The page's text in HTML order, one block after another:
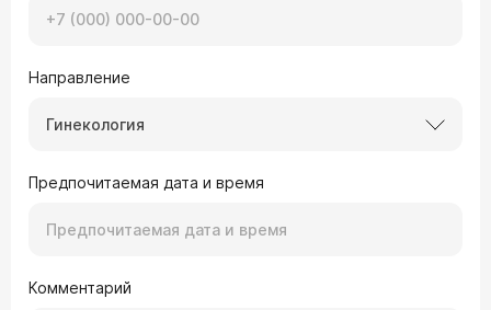
Направление
Гинекология
Предпочитаемая дата и время
Комментарий